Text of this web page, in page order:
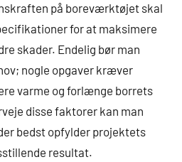
på boreværktøjet skal
for at maksimere
skader. Endelig bør man
nogle opgaver kræver
varme og forlænge borrets
disse faktorer kan man
bedst opfylder projektets
resultat.